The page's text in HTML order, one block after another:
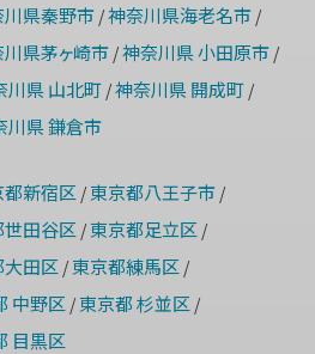
川県秦野市/神奈川県海老名市/
県茅ヶ崎市/神奈川県 小田原市/
川県 山北町/神奈川県 開成町/
川県 鎌倉市
都新宿区 / 東京都八王子市/
田谷区 / 東京都足立区 /
田区 / 東京都練馬区 /
中野区 / 東京都 杉並区 /
目黒区